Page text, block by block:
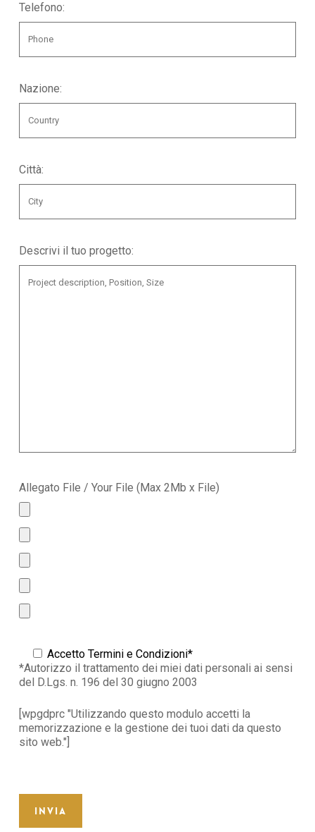
Telefono:
Nazione:
Città:
Descrivi il tuo progetto:
Allegato File / Your File (Max 2Mb x File)
Accetto Termini e Condizioni*
*Autorizzo il trattamento dei miei dati personali ai sensi
del D.Lgs. n. 196 del 30 giugno 2003
[wpgdprc "Utilizzando questo modulo accetti la
memorizzazione e la gestione dei tuoi dati da questo
sito web."]